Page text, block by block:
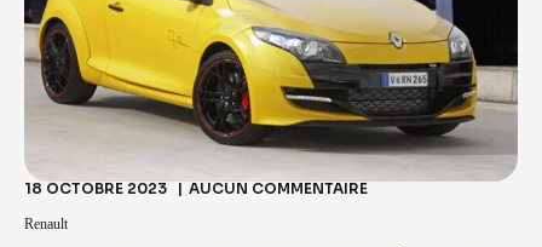
18 OCTOBRE 2023 AUCUN COMMENTAIRE
Renault